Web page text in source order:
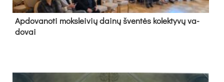
Ap­do­va­no­ti moks­lei­vių dai­nų šven­tės ko­lek­ty­vų va­
do­vai